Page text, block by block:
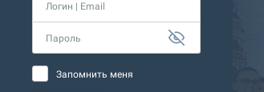
Логин | Email
Пароль
Запомнить меня